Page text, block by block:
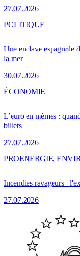
27.07.2026
Une enclave espagnole
la mer
30.07.2026
POLITIQUE
L’euro en mèmes :
billets
27.07.2026
ÉCONOMIE
Incendies ravageurs :
27.07.2026
PROENERGIE,